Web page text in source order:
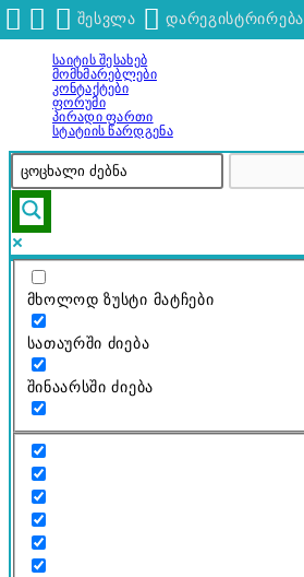
გადადით
შინაარსზე
Საიტის Შესახებ
Მომხმარებლები
Კონტაქტები
Ფორუმი
Პირადი Ფართი
Სტატიის Წარდგენა
მხოლოდ ზუსტი მატჩები
სათაურში ძიება
შინაარსში ძიება
შესვლა დარეგისტრირება